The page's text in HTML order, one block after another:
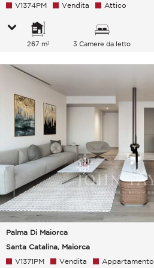
V1374PM Vendita Attico
267 m² 3 Camere da letto
Palma Di Maiorca
Santa Catalina, Maiorca
V1371PM Vendita Appartamento